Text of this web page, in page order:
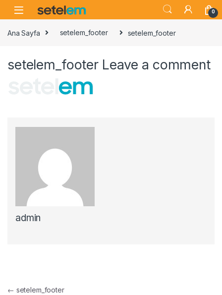
Skip to navigation
Skip to content
0
Ana Sayfa setelem_footer setelem_footer
setelem_footer Leave a comment
admin
Yazı gezinmesi
← setelem_footer